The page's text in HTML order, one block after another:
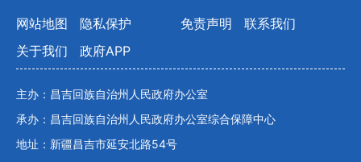
网站地图 隐私保护 免责声明
联系我们
关于我们
政府APP
主办：昌吉回族自治州人民政府办公室
承办：昌吉回族自治州人民政府办公室综合保障中心
地址：新疆昌吉市延安北路54号